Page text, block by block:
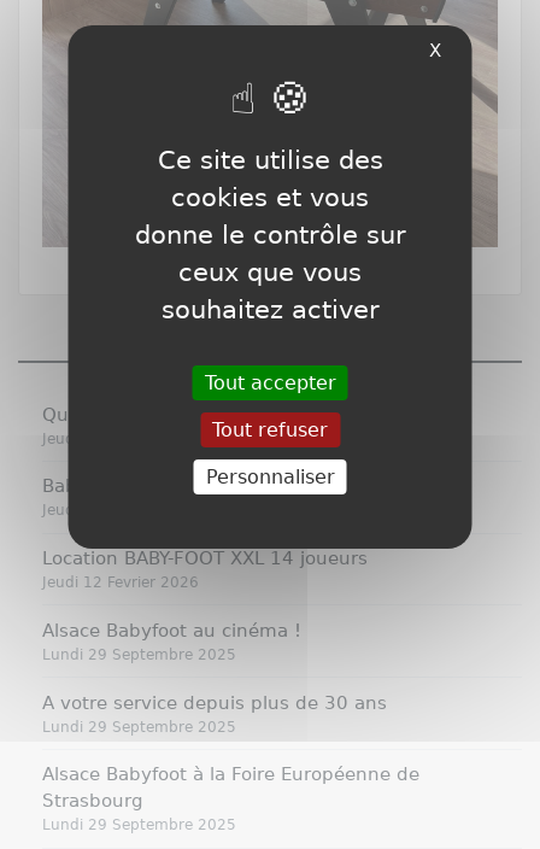
ACTUALITÉS
Quelques EVENEMEMTS
Jeudi 12 Fevrier 2026
Baby-foot SULPIE Personalisés
Jeudi 12 Fevrier 2026
Location BABY-FOOT XXL 14 joueurs
Jeudi 12 Fevrier 2026
Alsace Babyfoot au cinéma !
Lundi 29 Septembre 2025
A votre service depuis plus de 30 ans
Lundi 29 Septembre 2025
Alsace Babyfoot à la Foire Européenne de
Strasbourg
Lundi 29 Septembre 2025
X
Ce site utilise des
cookies et vous
donne le contrôle sur
ceux que vous
souhaitez activer
Tout accepter
Tout refuser
Personnaliser